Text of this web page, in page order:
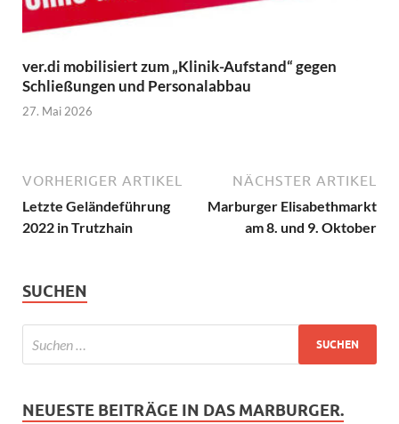
ver.di mobilisiert zum „Klinik-Aufstand“ gegen
Schließungen und Personalabbau
27. Mai 2026
VORHERIGER ARTIKEL
Letzte Geländeführung
2022 in Trutzhain
NÄCHSTER ARTIKEL
Marburger Elisabethmarkt
am 8. und 9. Oktober
SUCHEN
NEUESTE BEITRÄGE IN DAS MARBURGER.